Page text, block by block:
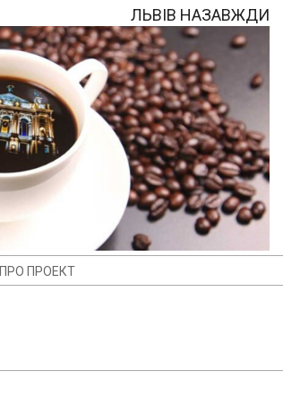
ЛЬВІВ НАЗАВЖДИ
ПРО ПРОЕКТ